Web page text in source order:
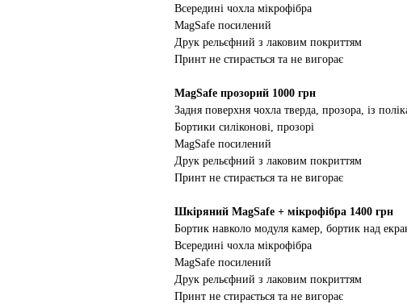
Всередині чохла мікрофібра
MagSafe посилений
Друк рельєфний з лаковим покриттям
Принт не стирається та не вигорає
MagSafe прозорий 1000 грн
Задня поверхня чохла тверда, прозора, із
Бортики силіконові, прозорі
MagSafe посилений
Друк рельєфний з лаковим покриттям
Принт не стирається та не вигорає
Шкіряний MagSafe + мікрофібра 1400 грн
Бортик навколо модуля камер, бортик над
Всередині чохла мікрофібра
MagSafe посилений
Друк рельєфний з лаковим покриттям
Принт не стирається та не вигорає